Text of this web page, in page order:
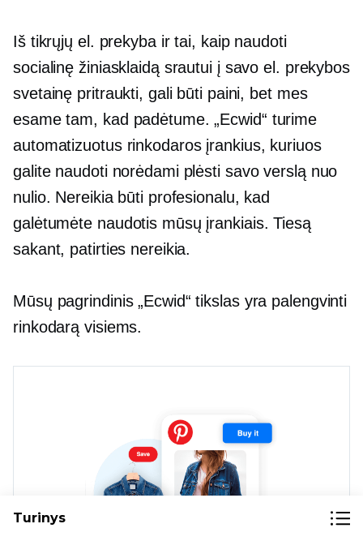
Iš tikrųjų el. prekyba ir tai, kaip naudoti
socialinę žiniasklaidą srautui į savo el. prekybos
svetainę pritraukti, gali būti paini, bet mes
esame tam, kad padėtume. „Ecwid“ turime
automatizuotus rinkodaros įrankius, kuriuos
galite naudoti norėdami plėsti savo verslą nuo
nulio. Nereikia būti profesionalu, kad
galėtumėte naudotis mūsų įrankiais. Tiesą
sakant, patirties nereikia.
Mūsų pagrindinis „Ecwid“ tikslas yra palengvinti
rinkodarą visiems.
Turinys